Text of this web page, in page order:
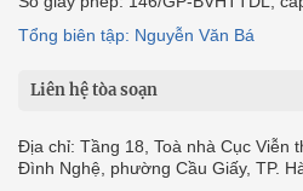
Tổng biên tập: Nguyễn Văn Bá
Liên hệ tòa soạn
Địa chỉ: Tầng 18, Toà nhà Cục Viễn
Đình Nghệ, phường Cầu Giấy, TP.